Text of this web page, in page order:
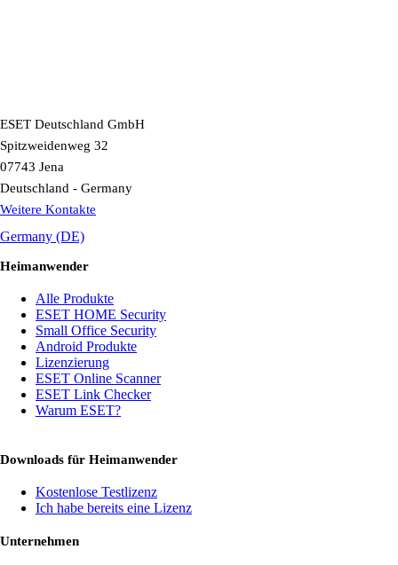
ESET Deutschland GmbH
Spitzweidenweg 32
07743 Jena
Deutschland - Germany
Weitere Kontakte
Germany (DE)
Heimanwender
Alle Produkte
ESET HOME Security
Small Office Security
Android Produkte
Lizenzierung
ESET Online Scanner
ESET Link Checker
Warum ESET?
Downloads für Heimanwender
Kostenlose Testlizenz
Ich habe bereits eine Lizenz
Unternehmen